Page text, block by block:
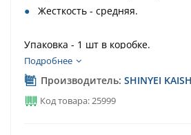
Жесткость - средняя.
Упаковка - 1 шт в коробке.
Подробнее
Производитель: SHINYEI
Код товара: 25999